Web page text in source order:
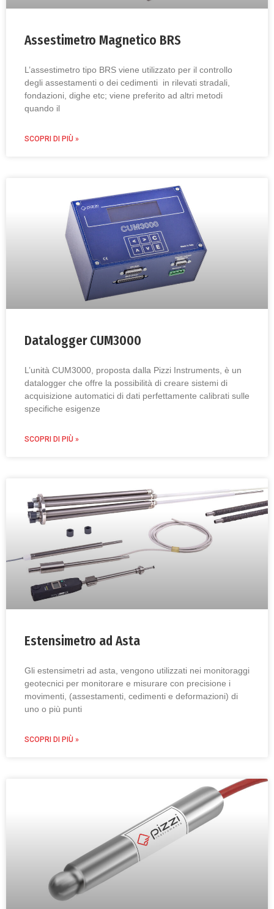
Assestimetro Magnetico BRS
L’assestimetro tipo BRS viene utilizzato per il controllo
degli assestamenti o dei cedimenti in rilevati stradali,
fondazioni, dighe etc; viene preferito ad altri metodi
quando il
SCOPRI DI PIÙ »
Datalogger CUM3000
L’unità CUM3000, proposta dalla Pizzi Instruments, è un
datalogger che offre la possibilità di creare sistemi di
acquisizione automatici di dati perfettamente calibrati sulle
specifiche esigenze
SCOPRI DI PIÙ »
Estensimetro ad Asta
Gli estensimetri ad asta, vengono utilizzati nei monitoraggi
geotecnici per monitorare e misurare con precisione i
movimenti, (assestamenti, cedimenti e deformazioni) di
uno o più punti
SCOPRI DI PIÙ »